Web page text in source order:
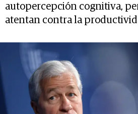
autopercepción cognitiva,
atentan contra la